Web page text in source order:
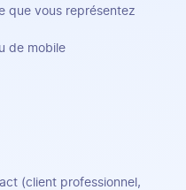
que vous représentez
de mobile
(client professionnel,